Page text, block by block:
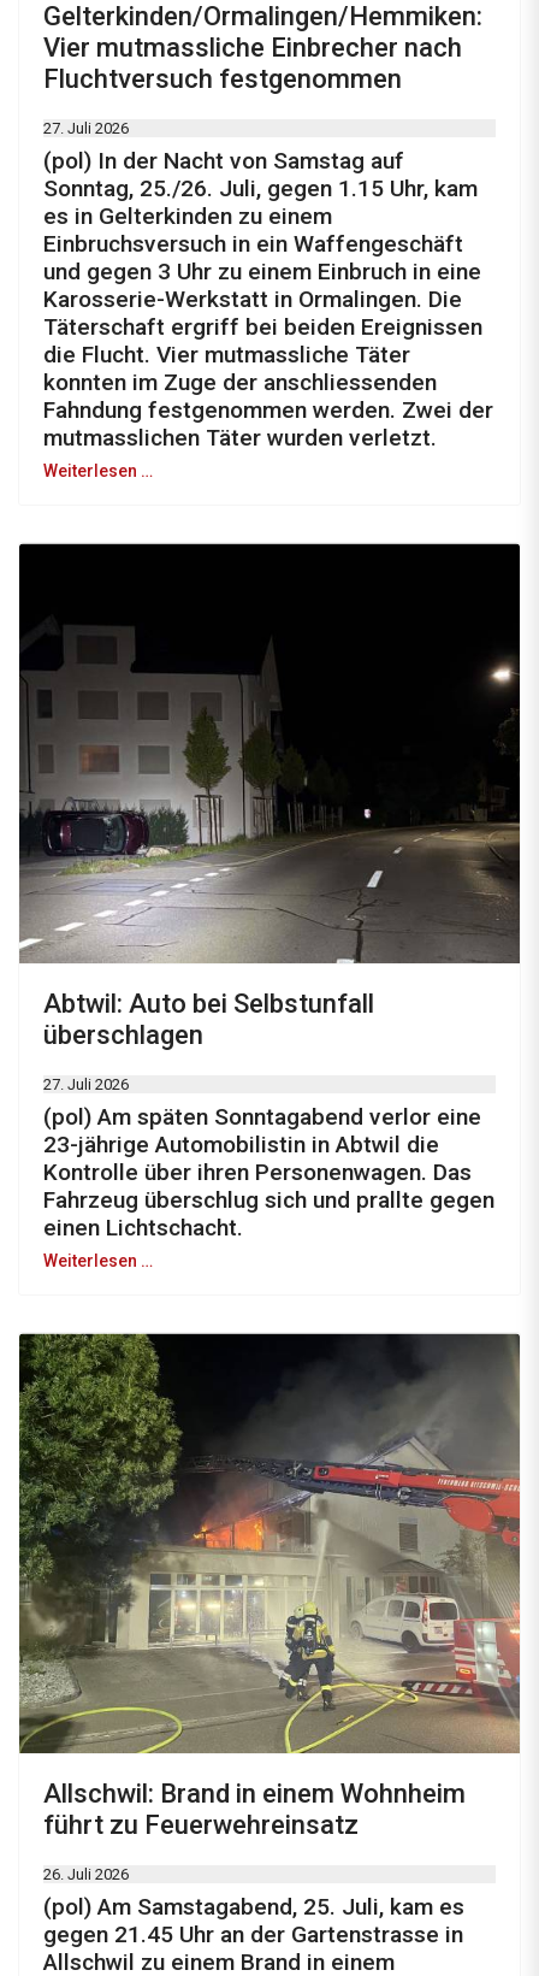
Gelterkinden/Ormalingen/Hemmiken:
Vier mutmassliche Einbrecher nach
Fluchtversuch festgenommen
27. Juli 2026
(pol) In der Nacht von Samstag auf
Sonntag, 25./26. Juli, gegen 1.15 Uhr, kam
es in Gelterkinden zu einem
Einbruchsversuch in ein Waffengeschäft
und gegen 3 Uhr zu einem Einbruch in eine
Karosserie-Werkstatt in Ormalingen. Die
Täterschaft ergriff bei beiden Ereignissen
die Flucht. Vier mutmassliche Täter
konnten im Zuge der anschliessenden
Fahndung festgenommen werden. Zwei der
mutmasslichen Täter wurden verletzt.
Weiterlesen …
Abtwil: Auto bei Selbstunfall
überschlagen
27. Juli 2026
(pol) Am späten Sonntagabend verlor eine
23-jährige Automobilistin in Abtwil die
Kontrolle über ihren Personenwagen. Das
Fahrzeug überschlug sich und prallte gegen
einen Lichtschacht.
Weiterlesen …
Allschwil: Brand in einem Wohnheim
führt zu Feuerwehreinsatz
26. Juli 2026
(pol) Am Samstagabend, 25. Juli, kam es
gegen 21.45 Uhr an der Gartenstrasse in
Allschwil zu einem Brand in einem